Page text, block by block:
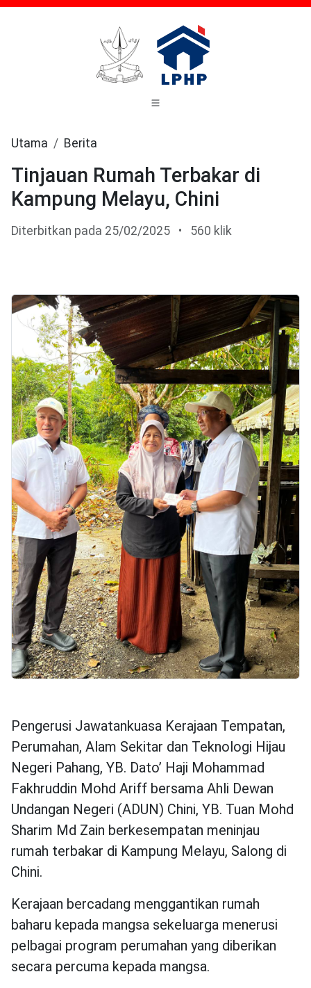
Utama Berita
Tinjauan Rumah Terbakar di
Kampung Melayu, Chini
Diterbitkan pada 25/02/2025 • 560 klik
Pengerusi Jawatankuasa Kerajaan Tempatan,
Perumahan, Alam Sekitar dan Teknologi Hijau
Negeri Pahang, YB. Dato’ Haji Mohammad
Fakhruddin Mohd Ariff bersama Ahli Dewan
Undangan Negeri (ADUN) Chini, YB. Tuan Mohd
Sharim Md Zain berkesempatan meninjau
rumah terbakar di Kampung Melayu, Salong di
Chini.
Kerajaan bercadang menggantikan rumah
baharu kepada mangsa sekeluarga menerusi
pelbagai program perumahan yang diberikan
secara percuma kepada mangsa.